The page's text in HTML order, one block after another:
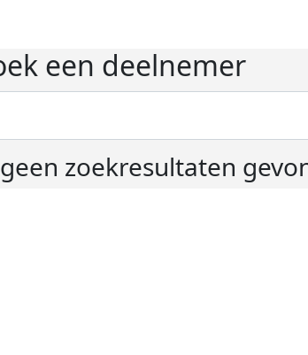
een deelnemer
zoekresultaten